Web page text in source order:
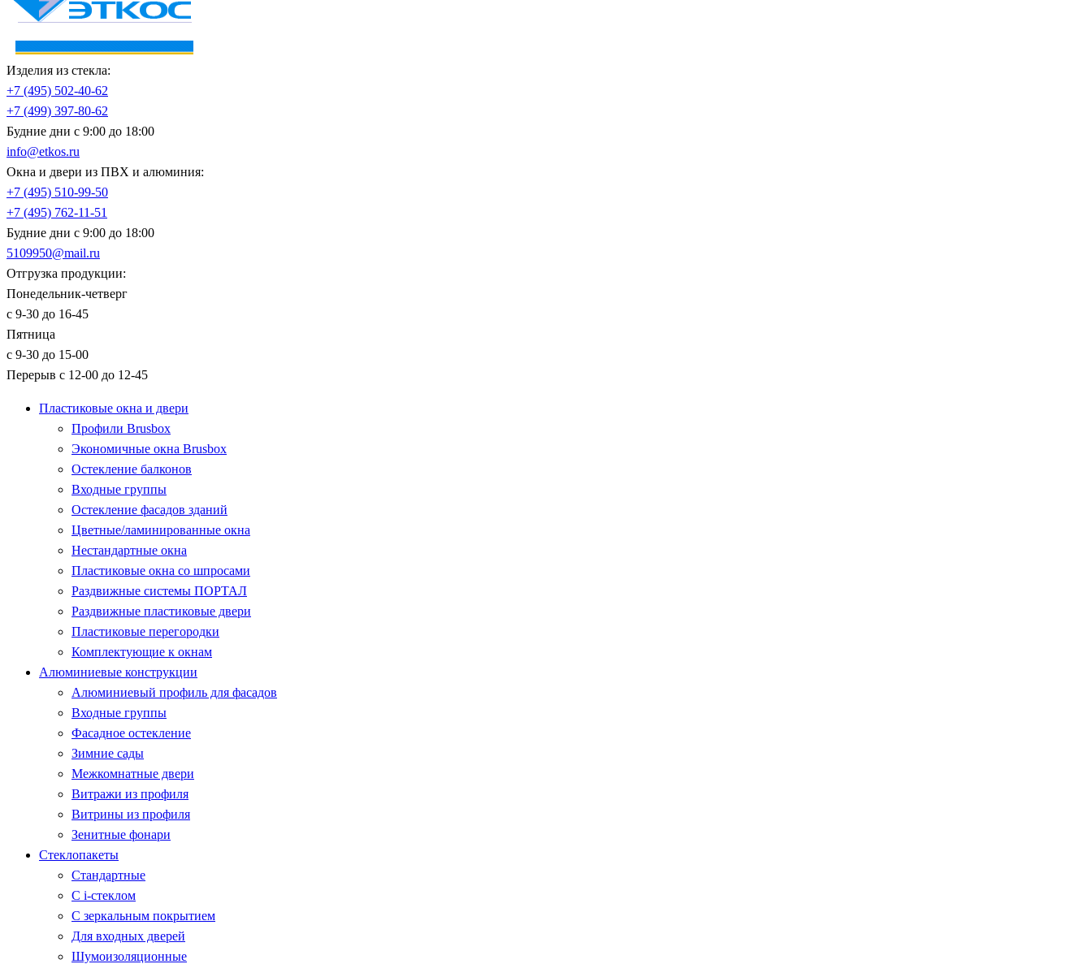
Изделия из стекла:
+7 (495) 502-40-62
+7 (499) 397-80-62
Будние дни с 9:00 до 18:00
info@etkos.ru
Окна и двери из ПВХ и алюминия:
+7 (495) 510-99-50
+7 (495) 762-11-51
Будние дни с 9:00 до 18:00
5109950@mail.ru
Отгрузка продукции:
Понедельник-четверг
с 9-30 до 16-45
Пятница
с 9-30 до 15-00
Перерыв с 12-00 до 12-45
Пластиковые окна и двери
Профили Brusbox
Экономичные окна Brusbox
Остекление балконов
Входные группы
Остекление фасадов зданий
Цветные/ламинированные окна
Нестандартные окна
Пластиковые окна со шпросами
Раздвижные системы ПОРТАЛ
Раздвижные пластиковые двери
Пластиковые перегородки
Комплектующие к окнам
Алюминиевые конструкции
Алюминиевый профиль для фасадов
Входные группы
Фасадное остекление
Зимние сады
Межкомнатные двери
Витражи из профиля
Витрины из профиля
Зенитные фонари
Стеклопакеты
Стандартные
С i-стеклом
С зеркальным покрытием
Для входных дверей
Шумоизоляционные